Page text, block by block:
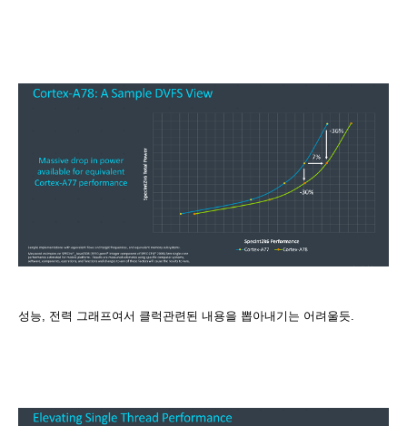
성능, 전력 그래프여서 클럭관련된 내용을 뽑아내기는 어려울듯.